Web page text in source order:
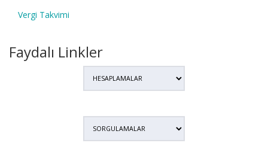
Vergi Takvimi
Faydalı Linkler